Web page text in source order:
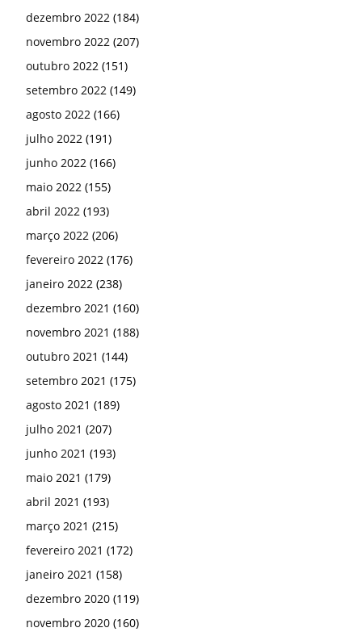
dezembro 2022 (184)
novembro 2022 (207)
outubro 2022 (151)
setembro 2022 (149)
agosto 2022 (166)
julho 2022 (191)
junho 2022 (166)
maio 2022 (155)
abril 2022 (193)
março 2022 (206)
fevereiro 2022 (176)
janeiro 2022 (238)
dezembro 2021 (160)
novembro 2021 (188)
outubro 2021 (144)
setembro 2021 (175)
agosto 2021 (189)
julho 2021 (207)
junho 2021 (193)
maio 2021 (179)
abril 2021 (193)
março 2021 (215)
fevereiro 2021 (172)
janeiro 2021 (158)
dezembro 2020 (119)
novembro 2020 (160)